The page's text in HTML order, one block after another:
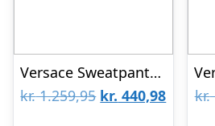
Versace Sweatpants – Logo Greca – Sort
kr.1.259,95 Den
kr. 440,98Den kr.